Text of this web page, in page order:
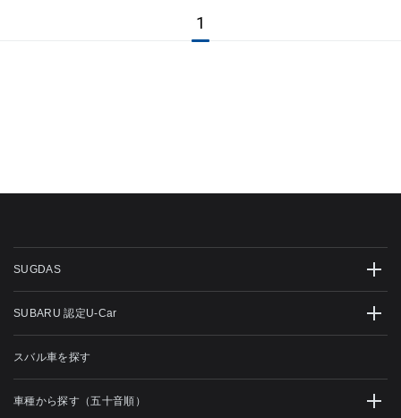
1
SUGDAS
SUBARU 認定U-Car
スバル車を探す
車種から探す（五十音順）